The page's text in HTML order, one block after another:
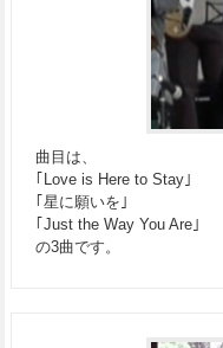
曲目は、
｢Love is Here to Stay｣
｢星に願いを｣
｢Just the Way You Are｣
の3曲です。